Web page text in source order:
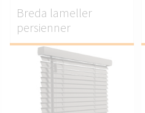
Breda lameller
persienner